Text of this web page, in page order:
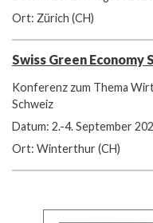
Ort: Zürich (CH)
Swiss Green Economy
Konferenz zum Thema
Schweiz
Datum: 2.-4. September
Ort: Winterthur (CH)